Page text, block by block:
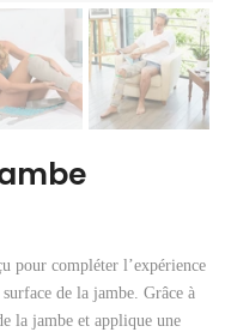
pour compléter l’expérience
de la jambe. Grâce à
la jambe et applique une